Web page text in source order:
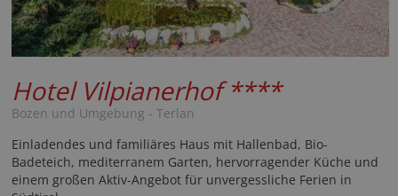
Hotel Vilpianerhof****
Bozen und Umgebung - Terlan
Einladendes und familiäres Haus mit Hallenbad, Bio-
Badeteich, mediterranem Garten, hervorragender Küche und
einem großen Aktiv-Angebot für unvergessliche Ferien in